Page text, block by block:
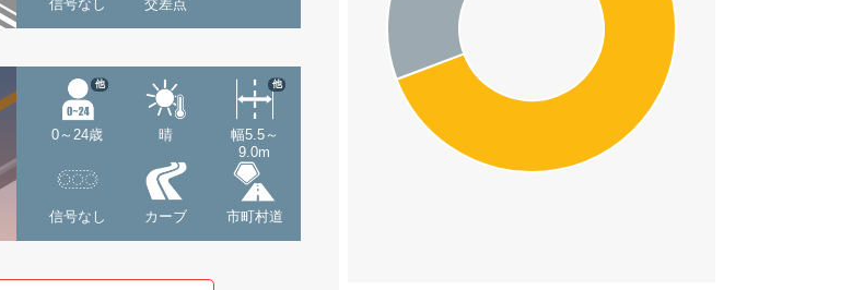
信号なし 交差点
0～24歳
他
晴
幅5.5～
9.0m
他
信号なし カーブ 市町村道